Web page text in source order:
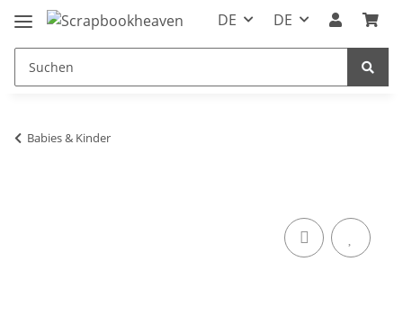
DE DE
Babies & Kinder